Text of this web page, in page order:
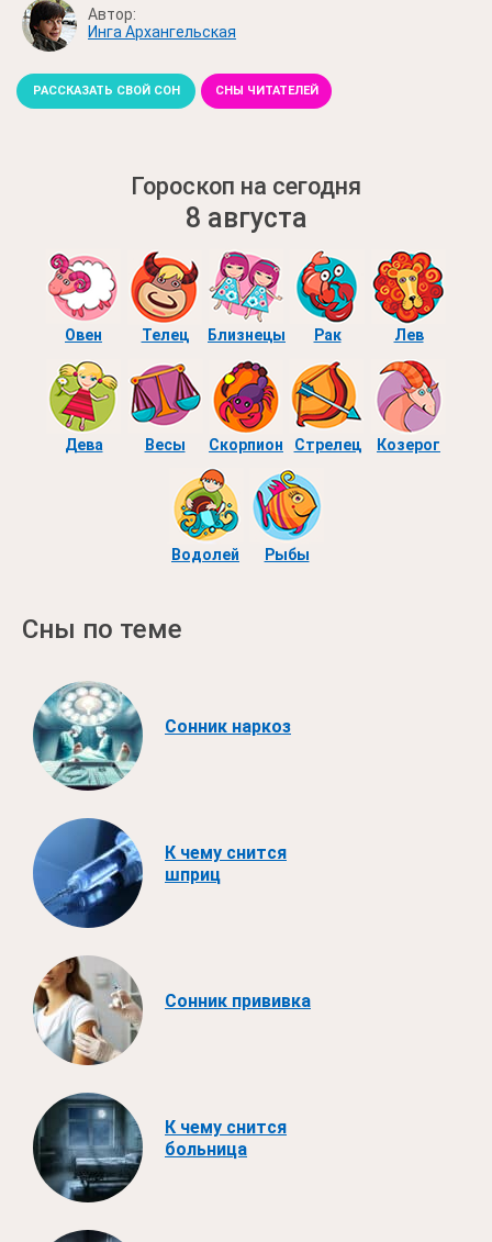
Автор:
Инга Архангельская
РАССКАЗАТЬ СВОЙ СОН СНЫ ЧИТАТЕЛЕЙ
Гороскоп на сегодня
8 августа
Овен Телец Близнецы Рак Лев
Дева Весы Скорпион Стрелец Козерог
Водолей Рыбы
Сны по теме
Сонник наркоз
К чему снится
шприц
Сонник прививка
К чему снится
больница